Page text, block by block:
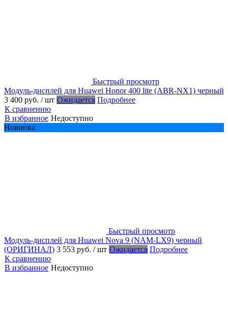
Быстрый просмотр
Модуль-дисплей для Huawei Honor 400 lite (ABR-NX1) черный
3 400 руб. / шт Ожидается Подробнее
К сравнению
В избранное Недоступно
Новинка
Быстрый просмотр
Модуль-дисплей для Huawei Nova 9 (NAM-LX9) черный
(ОРИГИНАЛ) 3 553 руб. / шт Ожидается Подробнее
К сравнению
В избранное Недоступно